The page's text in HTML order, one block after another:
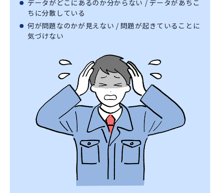
データがどこにあるのか分からない / データがあちこ
ちに分散している
何が問題なのかが見えない / 問題が起きていることに
気づけない